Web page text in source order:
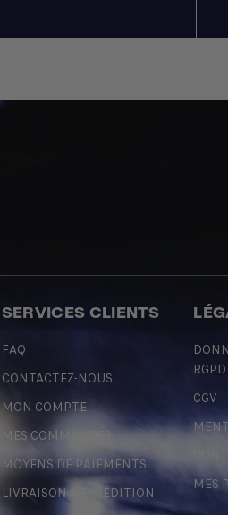
SERVICES CLIENTS
FAQ
CONTACTEZ-NOUS
MON COMPTE
MES COMMANDES
MOYENS DE PAIEMENTS
LIVRAISON & EXPÉDITION
RGPD
CGV
MES